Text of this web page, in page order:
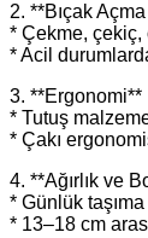
2. **Bıçak
* Çekme, çekiç,
* Acil
3. **Ergonomi**
* Tutuş
* Çakı
4. **Ağırlık ve
* Günlük
* 13–18 cm